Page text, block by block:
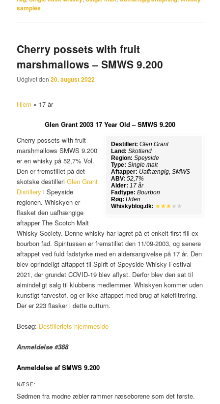
samples
Cherry possets with fruit
marshmallows – SMWS 9.200
Udgivet den20. august 2022
Hjem » 17 år
Glen Grant 2003 17 Year Old – SMWS 9.200
Destilleri: Glen Grant
Land: Skotland
Region: Speyside
Type: Single malt
Aftapper: Uafhængig, SMWS
ABV: 52,7%
Alder: 17 år
Fadtype: Bourbon
Røg: Uden
Whiskyblog.dk: ★★★ ★★
Cherry possets with fruit
marshmallows SMWS 9.200
er en whisky på 52,7% Vol.
Den er fremstillet på det
skotske destilleriGlen Grant
Distillery i Speyside
regionen. Whiskyen er
flasket den uafhængige
aftapper The Scotch Malt
Whisky Society. Denne whisky har lagret på et enkelt first fill ex-
bourbon fad. Spiritussen er fremstillet den 11/09-2003, og senere
aftappet ved fuld fadstyrke med en aldersangivelse på 17 år. Den
blev oprindeligt aftappet til Spirit of Speyside Whisky Festival
2021, der grundet COVID-19 blev aflyst. Derfor blev den sat til
almindeligt salg til klubbens medlemmer. Whiskyen kommer uden
kunstigt farvestof, og er ikke aftappet med brug af kølefiltrering.
Der er 223 flasker i dette outturn.
Besøg: Destilleriets hjemmeside
Anmeldelse #388
Anmeldelse af SMWS 9.200
NÆSE:
Sødmen fra modne æbler rammer næseborene som det første.